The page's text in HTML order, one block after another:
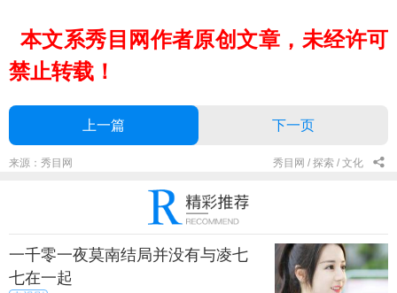
系秀目网作者原创文章，未经许可
禁止转载！
上一篇 下一页
来源：秀目网 秀目网 / 探索 / 文化
一千零一夜莫南结局并没有与凌七
七在一起